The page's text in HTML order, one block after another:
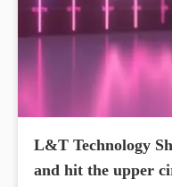
L&T Technology
and hit the upper